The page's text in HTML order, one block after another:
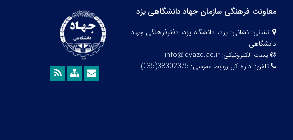
معاونت فرهنگی سازمان جهاد دانشگاهی یزد
نشانی:نشانی: یزد، دانشگاه یزد، دفترفرهنگی جهاد
دانشگاهی
پست الکترونیکی:info@jdyazd.ac.ir
تلفن: اداره کل روابط عمومی: 38302375(035)